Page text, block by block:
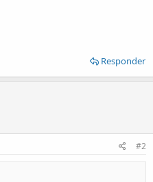
Responder
#2